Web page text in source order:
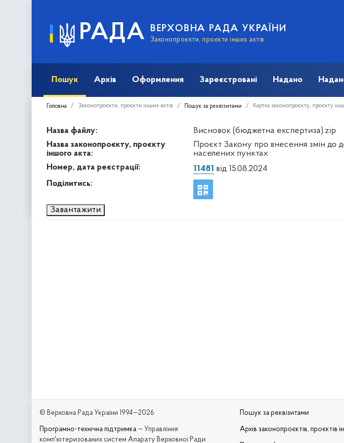
РАДА ВЕРХОВНА РАДА УКРАЇНИ
Законопроєкти, проєкти інших актів
Пошук Архів Оформлення Зареєстровані Надано
Головна Законопроєкти, проєкти інших актів Пошук за реквізитами Картка законопроєкту, проєкту
Назва файлу:
Висновок (бюджетна експертиза).zip
Назва законопроєкту, проєкту
іншого акта:
Проєкт Закону про внесення змін до
населених пунктах
Номер, дата реєстрації:
11481 від 15.08.2024
Поділитись:
Завантажити
© Верховна Рада України 1994—2026
Програмно-технічна підтримка — Управління
комп'ютеризованих систем Апарату Верховної Ради
Пошук за реквізитами
Архів законопроєктів, проєктів